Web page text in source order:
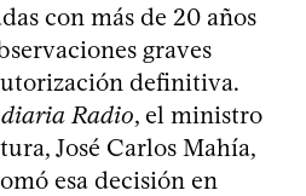
con más de 20 años
graves
definitiva.
Radio, el ministro
José Carlos Mahía,
esa decisión en